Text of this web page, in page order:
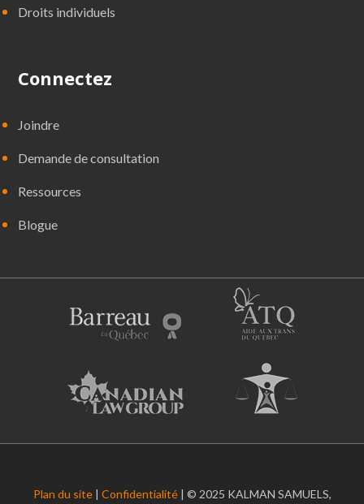
Droits individuels
Connectez
Joindre
Demande de consultation
Ressources
Blogue
Plan du site| Confidentialité| © 2025 KALMAN SAMUELS,